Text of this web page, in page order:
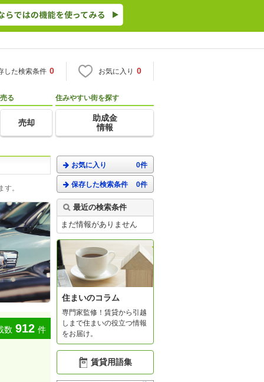
した検索条件 0 お気に入り 0
売る
売却
住みやすい街を探す
助成金
情報
。
数 912 件
お気に入り 0件
保存した検索条件 0件
最近の検索条件
まだ情報がありません
住まいのコラム
専門家監修！賃貸から引越
しまで住まいの役立つ情報
をお届け。
賃貸用語集